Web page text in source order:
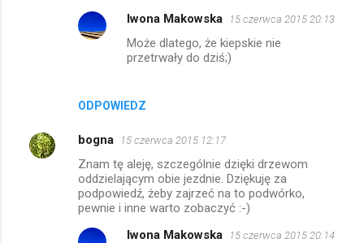
e
ODPOWIEDZ
Iwona Makowska 15 czerwca 2015 20:13
Może dlatego, że kiepskie nie
przetrwały do dziś;)
bogna 15 czerwca 2015 12:17
Znam tę aleję, szczególnie dzięki drzewom
oddzielającym obie jezdnie. Dziękuję za
podpowiedź, żeby zajrzeć na to podwórko,
pewnie i inne warto zobaczyć :-)
Iwona Makowska 15 czerwca 2015 20:14